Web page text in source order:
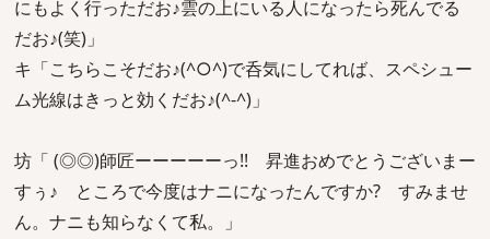
にもよく行っただお♪雲の上にいる人になったら死んでる
だお♪(笑)」
キ「こちらこそだお♪(^○^)で呑気にしてれば、スペシュー
ム光線はきっと効くだお♪(^-^)」
坊「 (◎◎)師匠ーーーーーっ!! 昇進おめでとうございまー
すぅ♪ ところで今度はナニになったんですか? すみませ
ん。ナニも知らなくて私。」